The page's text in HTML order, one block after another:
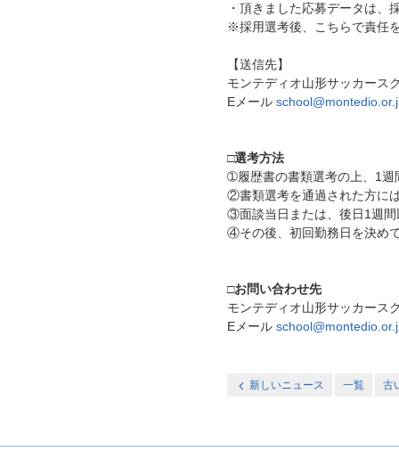
・頂きました応募データは、
※採用選考後、こちらで責任
【送信先】
モンテディオ山形サッカース
Eメール
□選考方法
➀履歴書の書類選考の上、1週
②書類選考を通過された方に
③面談当日または、後日1週間
④その後、初回勤務日を決め
□お問い合わせ先
モンテディオ山形サッカース
Eメール
新しいニュース 一覧 古